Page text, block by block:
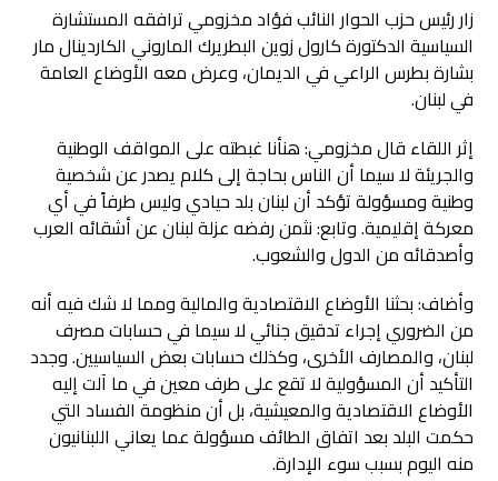
زار رئيس حزب الحوار النائب فؤاد مخزومي ترافقه المستشارة
السياسية الدكتورة كارول زوين البطريرك الماروني الكاردينال مار
بشارة بطرس الراعي في الديمان، وعرض معه الأوضاع العامة
في لبنان.
إثر اللقاء قال مخزومي: هنأنا غبطته على المواقف الوطنية
والجريئة لا سيما أن الناس بحاجة إلى كلام يصدر عن شخصية
وطنية ومسؤولة تؤكد أن لبنان بلد حيادي وليس طرفاً في أي
معركة إقليمية. وتابع: نثمن رفضه عزلة لبنان عن أشقائه العرب
وأصدقائه من الدول والشعوب.
وأضاف: بحثنا الأوضاع الاقتصادية والمالية ومما لا شك فيه أنه
من الضروري إجراء تدقيق جنائي لا سيما في حسابات مصرف
لبنان، والمصارف الأخرى، وكذلك حسابات بعض السياسيين. وجدد
التأكيد أن المسؤولية لا تقع على طرف معين في ما آلت إليه
الأوضاع الاقتصادية والمعيشية، بل أن منظومة الفساد التي
حكمت البلد بعد اتفاق الطائف مسؤولة عما يعاني اللبنانيون
منه اليوم بسبب سوء الإدارة.